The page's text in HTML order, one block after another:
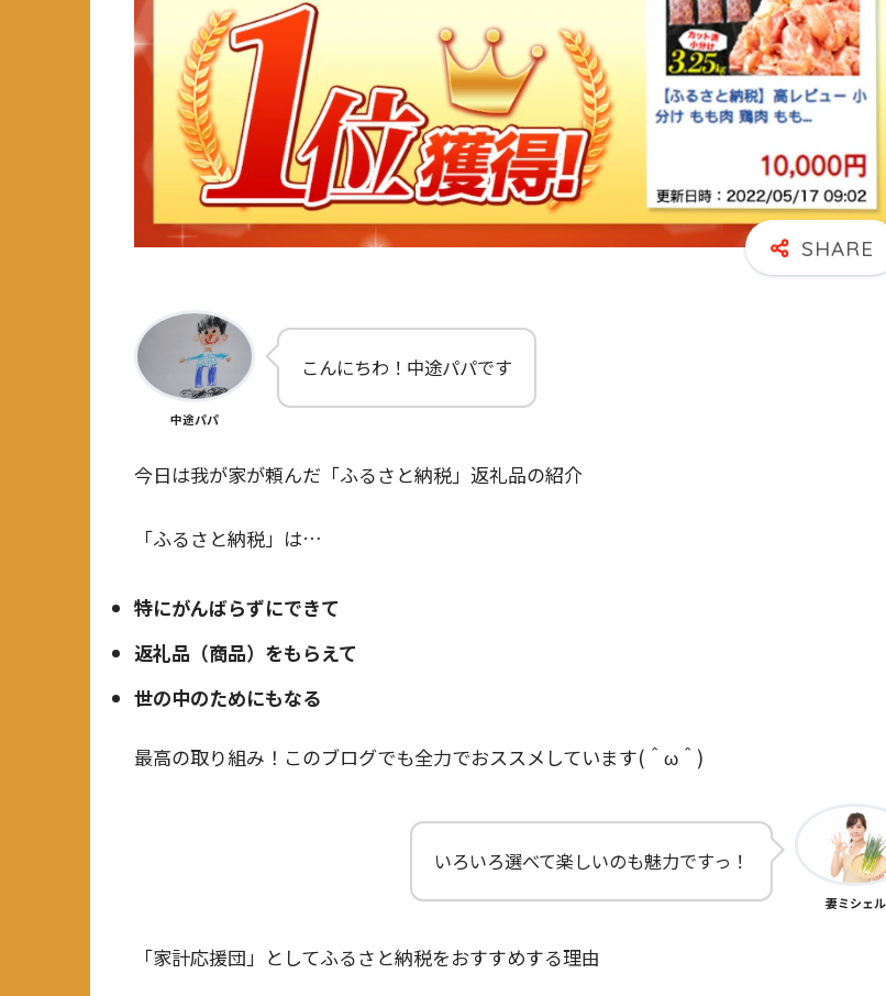
中途パパ
こんにちわ！中途パパです
今日は我が家が頼んだ「ふるさと納税」返礼品の紹介
「ふるさと納税」は…
特にがんばらずにできて
返礼品（商品）をもらえて
世の中のためにもなる
最高の取り組み！このブログでも全力でおススメしています(＾ω＾)
いろいろ選べて楽しいのも魅力ですっ！
妻ミシェル
「家計応援団」としてふるさと納税をおすすめする理由